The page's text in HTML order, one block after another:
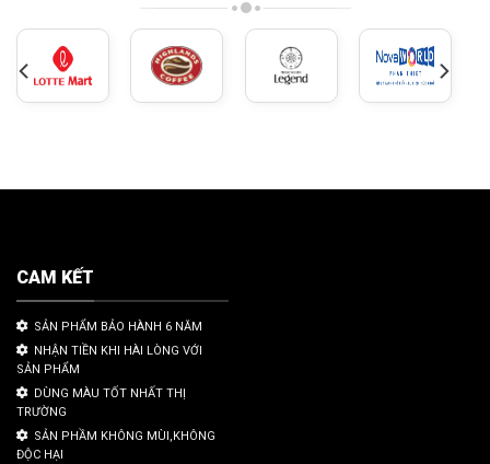
CAM KẾT
SẢN PHẨM BẢO HÀNH 6 NĂM
NHẬN TIỀN KHI HÀI LÒNG VỚI
SẢN PHẨM
DÙNG MÀU TỐT NHẤT THỊ
TRƯỜNG
SẢN PHẦM KHÔNG MÙI,KHÔNG
ĐỘC HẠI